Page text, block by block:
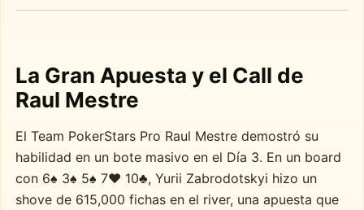
La Gran Apuesta y el Call de
Raul Mestre
El Team PokerStars Pro Raul Mestre demostró su
habilidad en un bote masivo en el Día 3. En un board
con 6♠ 3♠ 5♠ 7♥ 10♣, Yurii Zabrodotskyi hizo un
shove de 615,000 fichas en el river, una apuesta que